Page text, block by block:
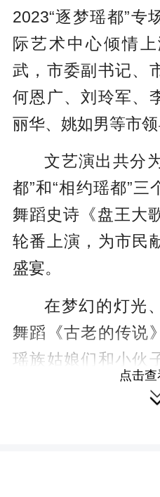
2023“逐梦瑶都”专
际艺术中心倾情
武，市委副书记、
何恩广、刘玲军、
丽华、姚如男等市领
文艺演出共分
都”和“相约瑶都”
舞蹈史诗《盘王大
轮番上演，为市民
盛宴。
在梦幻的灯光
舞蹈《古老的传说
瑶族姑娘们和小伙
就点燃了观众们
民对千年瑶寨桐冲
点击